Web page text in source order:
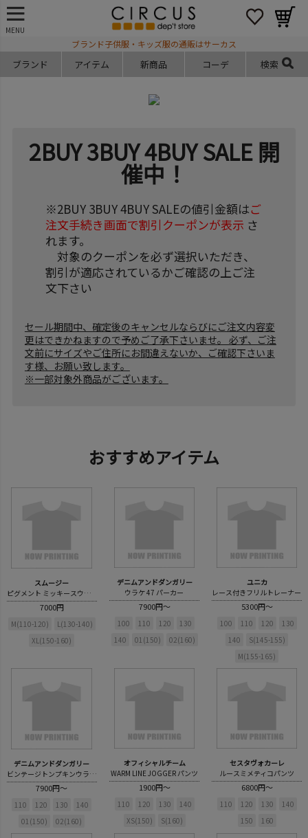
MENU
ブランド子供服・キッズ服の通販はサーカス
ブランド アイテム 新商品 コーデ 検索
2BUY 3BUY 4BUY SALE 開
催中！
※2BUY 3BUY 4BUY SALEの値引金額はご
注文手続き画面で割引クーポンが表示 さ
れます。
対象のクーポンを必ず選択いただき、
割引が適応されているかご確認の上ご注
文下さい
セール期間中、確定後のキャンセルならびにご注文内容変
更はできかねますので予めご了承下さいませ。 必ず、ご注
文前にサイズやご住所にお間違えないか、ご確認下さいま
す様、お願い致します。
※一部対象外商品がございます。
おすすめアイテム
スムージー
ピグメント ミッキースウェット
7000円
M(110-120)
L(130-140)
XL(150-160)
デニムアンドダンガリー
ウラケ 47 パーカー
7900円～
100 110 120
130
140
01(150) 02(160)
ユニカ
レース付きフリルトレーナー
5300円～
100 110 120
130
140
S(145-155)
M(155-165)
デニムアンドダンガリー
ビンテージトンプキンウラケ シンプル スウェット
7900円～
110 120 130
140
01(150)
02(160)
オフィシャルチーム
WARM LINE JOGGER パンツ
1900円～
110 120 130
140
XS(150)
S(160)
セスタヴォカーレ
ルースミメティコパンツ
6800円～
110 120 130
140
150
160